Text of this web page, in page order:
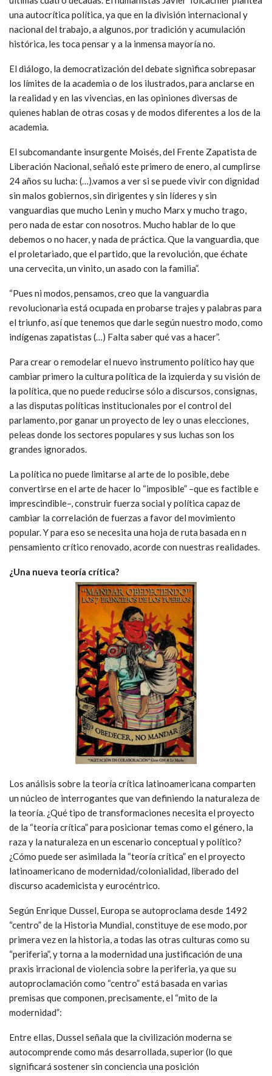
una autocrítica política, ya que en la división internacional y
nacional del trabajo, a algunos, por tradición y acumulación
histórica, les toca pensar y a la inmensa mayoría no.
El diálogo, la democratización del debate significa sobrepasar
los límites de la academia o de los ilustrados, para anclarse en
la realidad y en las vivencias, en las opiniones diversas de
quienes hablan de otras cosas y de modos diferentes a los de la
academia.
El subcomandante insurgente Moisés, del Frente Zapatista de
Liberación Nacional, señaló este primero de enero, al cumplirse
24 años su lucha: (…).vamos a ver si se puede vivir con dignidad
sin malos gobiernos, sin dirigentes y sin líderes y sin
vanguardias que mucho Lenin y mucho Marx y mucho trago,
pero nada de estar con nosotros. Mucho hablar de lo que
debemos o no hacer, y nada de práctica. Que la vanguardia, que
el proletariado, que el partido, que la revolución, que échate
una cervecita, un vinito, un asado con la familia”.
“Pues ni modos, pensamos, creo que la vanguardia
revolucionaria está ocupada en probarse trajes y palabras para
el triunfo, así que tenemos que darle según nuestro modo, como
indígenas zapatistas (…) Falta saber qué vas a hacer”.
Para crear o remodelar el nuevo instrumento político hay que
cambiar primero la cultura política de la izquierda y su visión de
la política, que no puede reducirse sólo a discursos, consignas,
a las disputas políticas institucionales por el control del
parlamento, por ganar un proyecto de ley o unas elecciones,
peleas donde los sectores populares y sus luchas son los
grandes ignorados.
La política no puede limitarse al arte de lo posible, debe
convertirse en el arte de hacer lo “imposible” –que es factible e
imprescindible–, construir fuerza social y política capaz de
cambiar la correlación de fuerzas a favor del movimiento
popular. Y para eso se necesita una hoja de ruta basada en n
pensamiento crítico renovado, acorde con nuestras realidades.
¿Una nueva teoría crítica?
Los análisis sobre la teoría crítica latinoamericana comparten
un núcleo de interrogantes que van definiendo la naturaleza de
la teoría. ¿Qué tipo de transformaciones necesita el proyecto
de la “teoría crítica” para posicionar temas como el género, la
raza y la naturaleza en un escenario conceptual y político?
¿Cómo puede ser asimilada la “teoría crítica” en el proyecto
latinoamericano de modernidad/colonialidad, liberado del
discurso academicista y eurocéntrico.
Según Enrique Dussel, Europa se autoproclama desde 1492
“centro” de la Historia Mundial, constituye de ese modo, por
primera vez en la historia, a todas las otras culturas como su
“periferia”, y torna a la modernidad una justificación de una
praxis irracional de violencia sobre la periferia, ya que su
autoproclamación como “centro” está basada en varias
premisas que componen, precisamente, el “mito de la
modernidad”:
Entre ellas, Dussel señala que la civilización moderna se
autocomprende como más desarrollada, superior (lo que
significará sostener sin conciencia una posición